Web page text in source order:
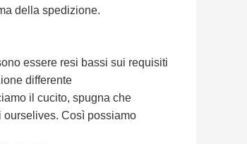
della spedizione.
essere resi bassi sui requisiti
differente
il cucito, spugna che
Così possiamo